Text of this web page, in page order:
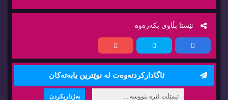
ئێستا بڵاوی بكه‌ره‌وه‌
ئاگاداركردنه‌وه‌ت له‌ نوێترین بابه‌ته‌كان